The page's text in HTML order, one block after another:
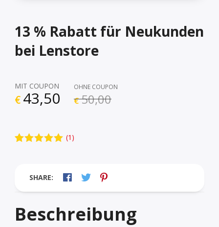
13 % Rabatt für Neukunden
bei Lenstore
MIT COUPON
€ 43,50
OHNE COUPON
€ 50,00
rtung
(1 )
SHARE:
Beschreibung